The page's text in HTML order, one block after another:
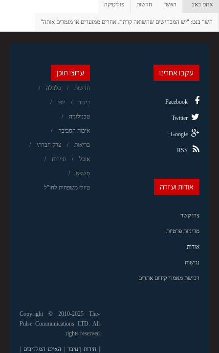
אתם כאן: ראשי חדשות פוליטיקה
השר בנט: "יש המכחישים שהשואה קרתה. אחרים ממזערים או מגמדים אותה"
ערוצי תוכן
חדשות כלכלה
בידור יופי
טכנולוגיה
איכות הסביבה
בריאות צדק חברתי
אוכל תיירות
משפט
טיולי משפחות לחו"ל
עקבו אחרינו
Facebook
Twitter
Google+
RSS
אודות ועזרה
צרו קשר
מדיניות פרטיות
אודות
נגישות
רכישת מאמרי קידום אתרים
Copyright © 2010-2025 The-
Pulse Communications LTD. All
rights reserved
|חידות |זנזיבר | האיים המלדיבים |